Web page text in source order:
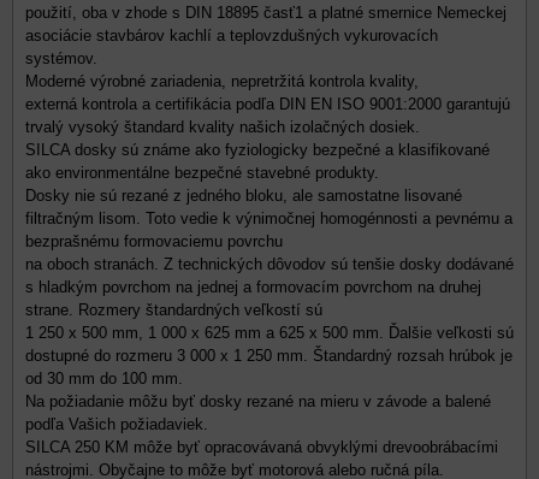
použití, oba v zhode s DIN 18895 časť1 a platné smernice Nemeckej
asociácie stavbárov kachlí a teplovzdušných vykurovacích
systémov.
Moderné výrobné zariadenia, nepretržitá kontrola kvality,
externá kontrola a certifikácia podľa DIN EN ISO 9001:2000 garantujú
trvalý vysoký štandard kvality našich izolačných dosiek.
SILCA dosky sú známe ako fyziologicky bezpečné a klasifikované
ako environmentálne bezpečné stavebné produkty.
Dosky nie sú rezané z jedného bloku, ale samostatne lisované
filtračným lisom. Toto vedie k výnimočnej homogénnosti a pevnému a
bezprašnému formovaciemu povrchu
na oboch stranách. Z technických dôvodov sú tenšie dosky dodávané
s hladkým povrchom na jednej a formovacím povrchom na druhej
strane. Rozmery štandardných veľkostí sú
1 250 x 500 mm, 1 000 x 625 mm a 625 x 500 mm. Ďalšie veľkosti sú
dostupné do rozmeru 3 000 x 1 250 mm. Štandardný rozsah hrúbok je
od 30 mm do 100 mm.
Na požiadanie môžu byť dosky rezané na mieru v závode a balené
podľa Vašich požiadaviek.
SILCA 250 KM môže byť opracovávaná obvyklými drevoobrábacími
nástrojmi. Obyčajne to môže byť motorová alebo ručná píla.